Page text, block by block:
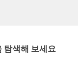
탐색해 보세요